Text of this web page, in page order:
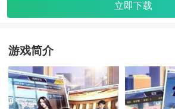
立即下载
游戏简介